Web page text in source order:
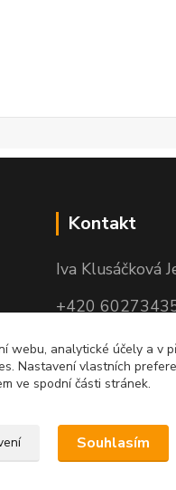
Kontakt
Iva Klusáčková
+420
(po-pá 10.00-
iva@ivadekor.cz
webu, analytické účely a v
Nastavení vlastních
ve spodní části stránek.
Souhlasím